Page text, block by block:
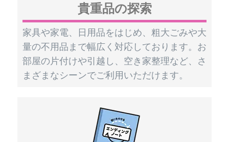
貴重品の探索
家具や家電、日用品をはじめ、粗大ごみや大
量の不用品まで幅広く対応しております。お
部屋の片付けや引越し、空き家整理など、さ
まざまなシーンでご利用いただけます。